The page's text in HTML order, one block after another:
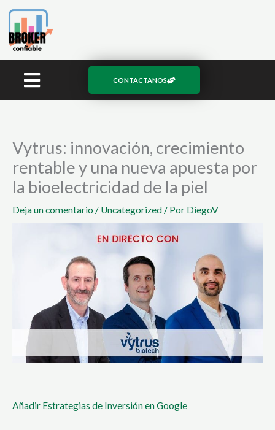
contenido
CONTACTANOS
Vytrus: innovación, crecimiento
rentable y una nueva apuesta por
la bioelectricidad de la piel
Deja un comentario / Uncategorized/ Por DiegoV
Añadir Estrategias de Inversión en Google